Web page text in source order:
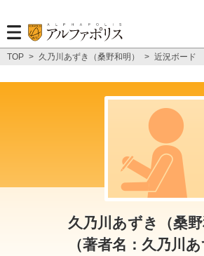
TOP > 久乃川あずき（桑野和明） > 近況ボード
久乃川あずき（桑野
（著者名：久乃川あ